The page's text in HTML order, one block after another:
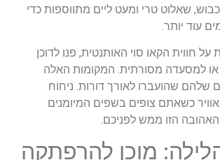
שאלוט טרי ומעט ליים מתווספות כדי
עוד יותר.
חווית הקאו סוי האותנטית, פנו לדוכן
או למסעדה מסורתית. המקומות האלה
שלהם שהועברו לאורך דורות. ניחוח
כשאתם צופים בשפים המיומנים
הזו ממש לפניכם.
מוכן להרפתקה